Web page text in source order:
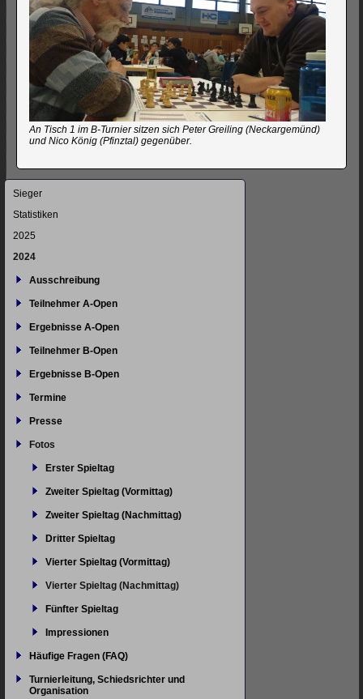
An Tisch 1 im B-Turnier sitzen sich Peter Greiling (Neckargemünd)
und Nico König (Pfinztal) gegenüber.
Navigation
Sieger
Statistiken
2025
2024
Ausschreibung
Teilnehmer A-Open
Ergebnisse A-Open
Teilnehmer B-Open
Ergebnisse B-Open
Termine
Presse
Fotos
Erster Spieltag
Zweiter Spieltag (Vormittag)
Zweiter Spieltag (Nachmittag)
Dritter Spieltag
Vierter Spieltag (Vormittag)
Vierter Spieltag (Nachmittag)
Fünfter Spieltag
Impressionen
Häufige Fragen (FAQ)
Turnierleitung, Schiedsrichter und
Organisation